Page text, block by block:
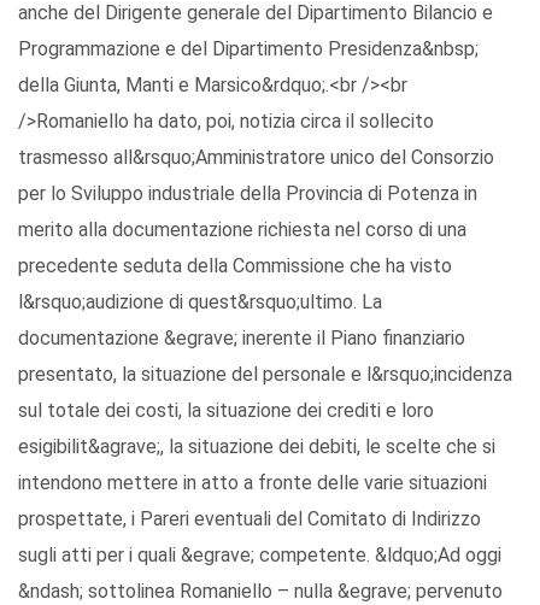
anche del Dirigente generale del Dipartimento Bilancio e
Programmazione e del Dipartimento Presidenza&nbsp;
della Giunta, Manti e Marsico&rdquo;.<br /><br
/>Romaniello ha dato, poi, notizia circa il sollecito
trasmesso all&rsquo;Amministratore unico del Consorzio
per lo Sviluppo industriale della Provincia di Potenza in
merito alla documentazione richiesta nel corso di una
precedente seduta della Commissione che ha visto
l&rsquo;audizione di quest&rsquo;ultimo. La
documentazione &egrave; inerente il Piano finanziario
presentato, la situazione del personale e l&rsquo;incidenza
sul totale dei costi, la situazione dei crediti e loro
esigibilit&agrave;, la situazione dei debiti, le scelte che si
intendono mettere in atto a fronte delle varie situazioni
prospettate, i Pareri eventuali del Comitato di Indirizzo
sugli atti per i quali &egrave; competente. &ldquo;Ad oggi
&ndash; sottolinea Romaniello – nulla &egrave; pervenuto